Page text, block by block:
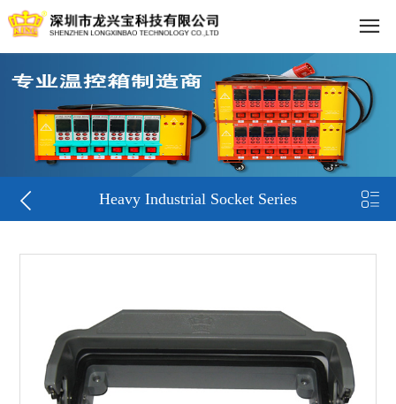
 Heavy Industrial Socket Series 